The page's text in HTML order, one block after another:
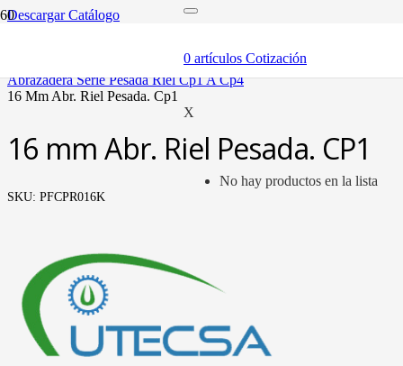
0 artículos Cotización
X
No hay productos en la lista
Descargar Catálogo
abrazaderas (soportes y bandas)
abrazadera serie pesada riel cp1 a cp4
16 mm abr. riel pesada. cp1
16 mm Abr. Riel Pesada. CP1
SKU: PFCPR016K